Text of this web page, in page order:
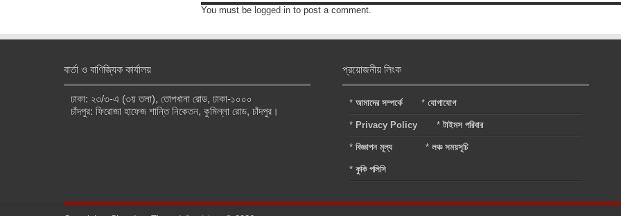
You must be logged in to post a comment.
বার্তা ও বাণিজ্যিক কার্যালয়
ঢাকা: ২৩/৩-এ (৩য় তলা), তোপখানা রোড, ঢাকা-১০০০
চাঁদপুর: ফিরোজা হাফেজ শান্তি নিকেতন, কুমিল্লা রোড, চাঁদপুর।
প্রয়োজনীয় লিংক
*আমাদের সম্পর্কে *যোগাযোগ
* Privacy Policy *টাইমস পরিবার
*বিজ্ঞাপন মূল্য *লঞ্চ সময়সূচি
*কুকি পলিসি